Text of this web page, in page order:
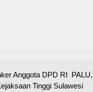
Anggota DPD RI PALU,
Tinggi Sulawesi